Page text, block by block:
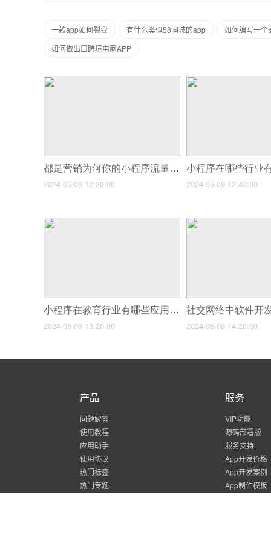
一款app如何裂变 有什么类似58同城的app
如何编写一个
如何做出口跨境电商APP
都是营销为何你的小程序流量少的可怜?
2024-05-09 12:20:00 2024-05-09 12:40:00
小程序在教育行业有哪些应用案例？
2024-05-09 13:20:00 2024-05-09 14:20:00
产品
问题解答
使用教程
应用助手
使用协议
热门标签
热门专题
服务
VIP功能
源码部署版
服务支持
App开发价格
App开发案例
App制作模板